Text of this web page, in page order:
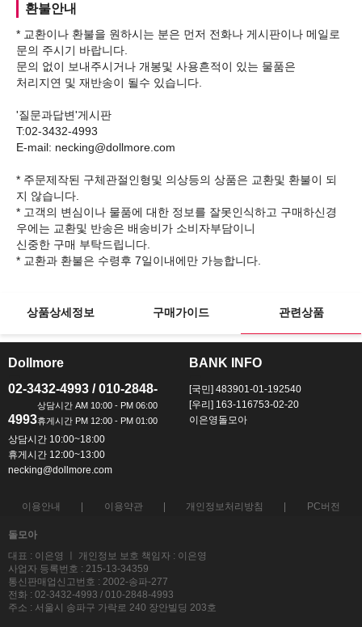
환불안내
* 교환이나 환불을 원하시는 분은 먼저 전화나 게시판이나 메일로
문의 주시기 바랍니다.
문의 없이 보내주시거나 개봉및 사용흔적이 있는 물품은
처리지연 및 재반송이 될수 있습니다.
'질문과답변'게시판
T:02-3432-4993
E-mail: necking@dollmore.com
* 주문제작된 구체관절인형및 의상등의 상품은 교환및 환불이 되
지 않습니다.
* 고객의 변심이나 물품에 대한 정보를 잘못인식하고 구매하신경
우에는 교환및 반송은 배송비가 소비자부담이니
신중한 구매 부탁드립니다.
상품상세정보 구매가이드 관련상품
Dollmore
02-3432-4993 / 010-2848-
4993
상담시간 10:00~18:00
휴게시간 12:00~13:00
necking@dollmore.com
BANK INFO
[국민] 483901-01-192540
[우리] 163-116753-02-20
이은영돌모아
이용안내 이용약관 개인정보처리방침 PC버전
돌모아
대표 : 이은영 ㅣ 개인정보 보호 책임자 : 이은영
사업자 등록번호 : 215-13-34359
통신판매업신고번호 : 2002-송파-277
전화 : 02-3432-4993 / 010-2848-4993
주소 : 서울시 송파구 가락로 240 장안빌딩 203호